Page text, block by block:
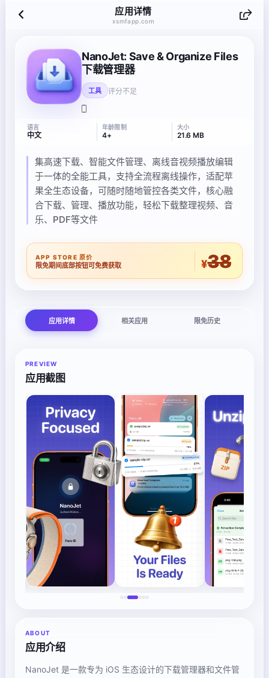
应用详情
xsmfapp.com
NanoJet: Save & Organize Files
下载管理器
工具 评分不足
语言
中文
年龄限制
4+
大小
21.6 MB
集高速下载、智能文件管理、离线音视频播放编辑
于一体的全能工具，支持全流程离线操作，适配苹
果全生态设备，可随时随地管控各类文件，核心融
合下载、管理、播放功能，轻松下载整理视频、音
乐、PDF等文件
APP STORE 原价
限免期间底部按钮可免费获取 ¥38
应用详情 相关应用 限免历史
PREVIEW
应用截图
ABOUT
应用介绍
NanoJet 是一款专为 iOS 生态设计的下载管理器和文件管